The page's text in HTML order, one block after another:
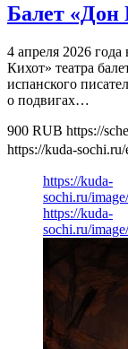
Балет «Дон
4 апреля 2026 года
Кихот» театра
испанского
о подвигах…
900 RUB https://
https://kuda-
https://kuda-
sochi.ru/
https://kuda-
sochi.ru/